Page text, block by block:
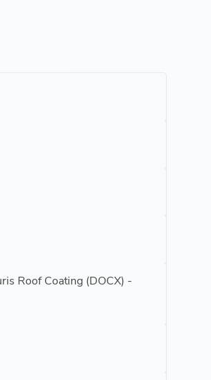
Roof Coating (DOCX) -